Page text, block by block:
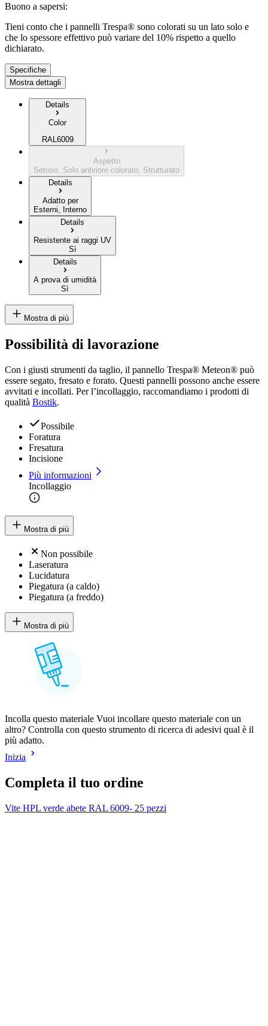
Buono a sapersi:
Tieni conto che i pannelli Trespa® sono colorati su un lato solo e
che lo spessore effettivo può variare del 10% rispetto a quello
dichiarato.
Specifiche
Mostra dettagli
Details
Color
RAL6009
Aspetto
Setoso, Solo antiriore colorato, Strutturato
Details
Adatto per
Esterni, Interno
Details
Resistente ai raggi UV
Sì
Details
A prova di umidità
Sì
Mostra di più
Possibilità di lavorazione
Con i giusti strumenti da taglio, il pannello Trespa® Meteon® può
essere segato, fresato e forato. Questi pannelli possono anche essere
avvitati e incollati. Per l’incollaggio, raccomandiamo i prodotti di
qualità Bostik.
Possibile
Foratura
Fresatura
Incisione
Più informazioni
Incollaggio
Mostra di più
Non possibile
Laseratura
Lucidatura
Piegatura (a caldo)
Piegatura (a freddo)
Mostra di più
Incolla questo materiale Vuoi incollare questo materiale con un
altro? Controlla con questo strumento di ricerca di adesivi qual è il
più adatto.
Inizia
Completa il tuo ordine
Vite HPL verde abete RAL 6009- 25 pezzi